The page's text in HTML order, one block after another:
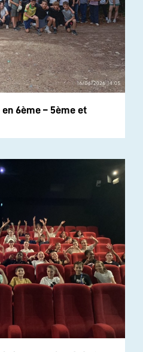
6ème – 5ème et